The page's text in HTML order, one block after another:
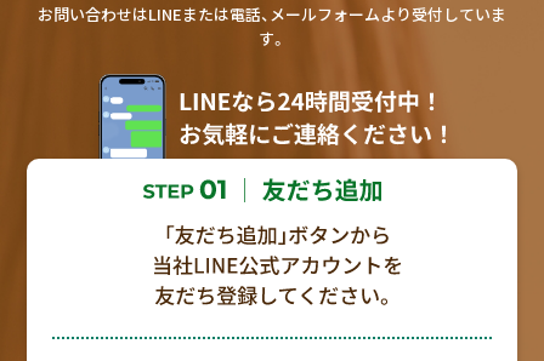
お問い合わせはLINEまたは電話、メールフォームより受付していま
す。